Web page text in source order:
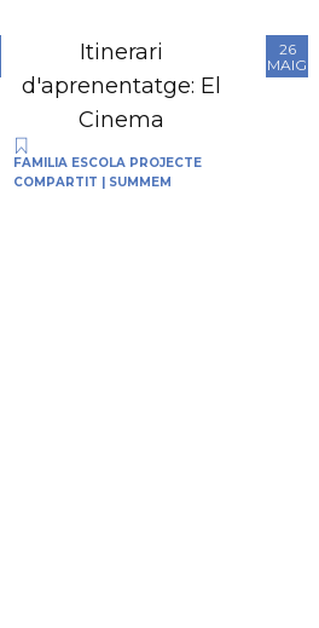
Itinerari
d'aprenentatge: El
Cinema
FAMILIA ESCOLA PROJECTE
COMPARTIT | SUMMEM
26
MAIG